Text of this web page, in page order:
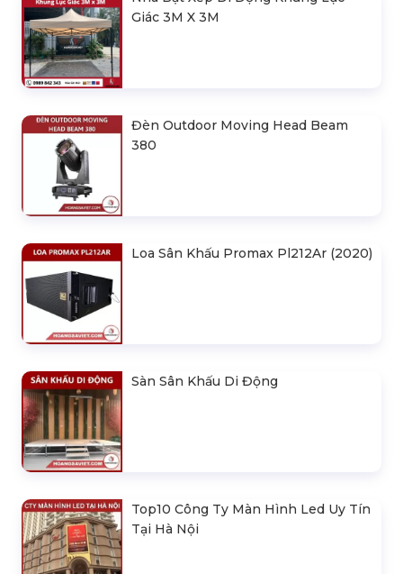
Giác 3M X 3M
Đèn Outdoor Moving Head Beam
380
Loa Sân Khấu Promax Pl212Ar (2020)
Sàn Sân Khấu Di Động
Top10 Công Ty Màn Hình Led Uy Tín
Tại Hà Nội